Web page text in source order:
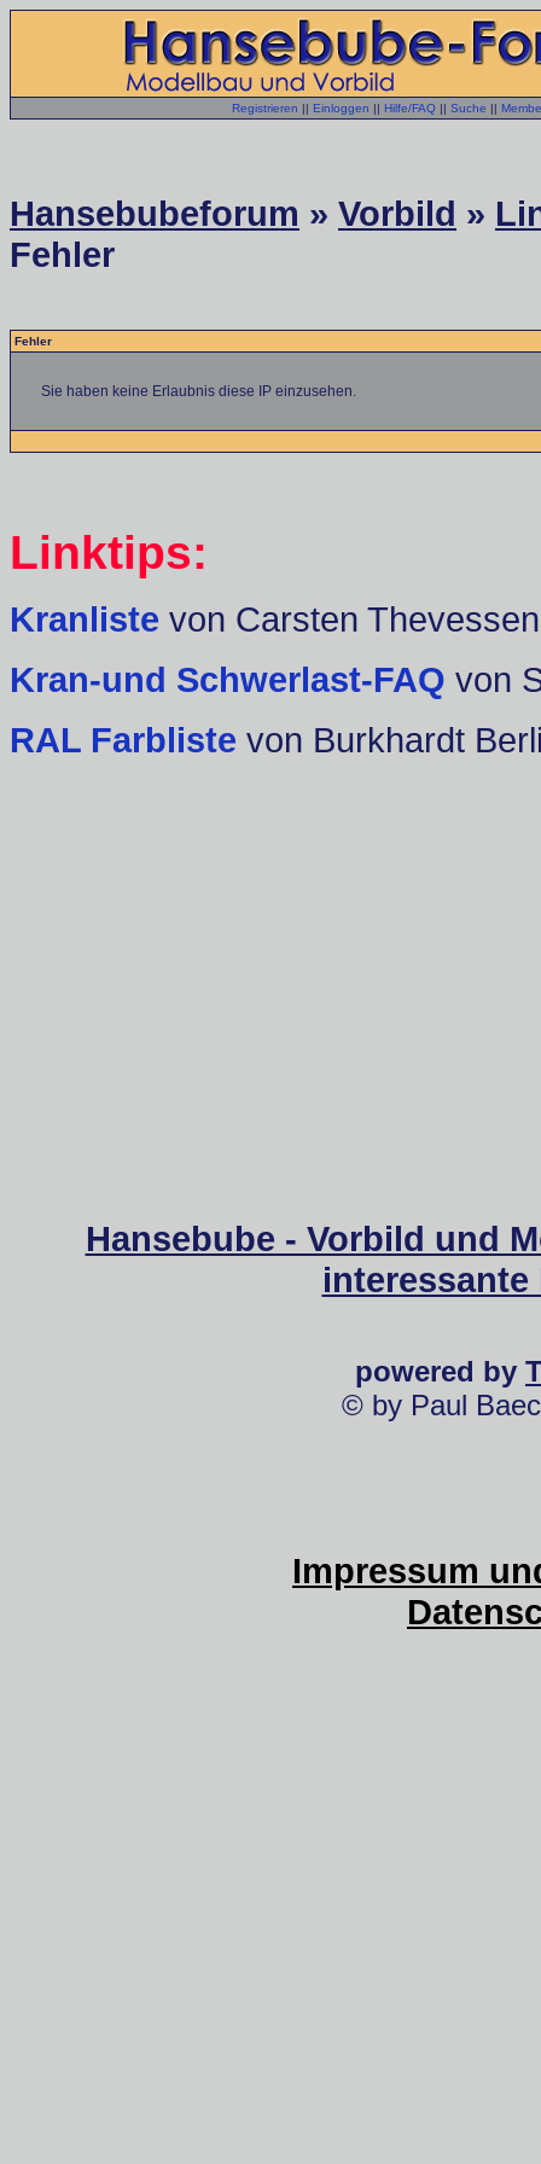
Registrieren || Einloggen || Hilfe/FAQ || Suche ||
Hansebubeforum » Vorbild »
Fehler
Fehler
Sie haben keine Erlaubnis diese IP einzusehen.
Linktips:
Kranliste von Carsten Thevessen
Kran-und Schwerlast-FAQ von
RAL Farbliste von Burkhardt
Hansebube - Vorbild und
powered by
© by Paul
Impressum